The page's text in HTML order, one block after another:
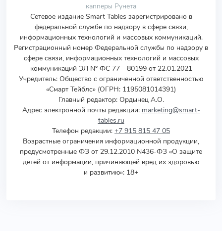
капперы Рунета
Сетевое издание Smart Tables зарегистрировано в
федеральной службе по надзору в сфере связи,
информационных технологий и массовых коммуникаций.
Регистрационный номер Федеральной службы по надзору в
сфере связи, информационных технологий и массовых
коммуникаций ЭЛ № ФС 77 - 80199 от 22.01.2021
Учредитель: Общество с ограниченной ответственностью
«Смарт Тейблс» (ОГРН: 1195081014391)
Главный редактор: Ордынец А.О.
Адрес электронной почты редакции: marketing@smart-
tables.ru
Телефон редакции: +7 915 815 47 05
Возрастные ограничения информационной продукции,
предусмотренные ФЗ от 29.12.2010 N436-ФЗ «О защите
детей от информации, причиняющей вред их здоровью
и развитию»: 18+